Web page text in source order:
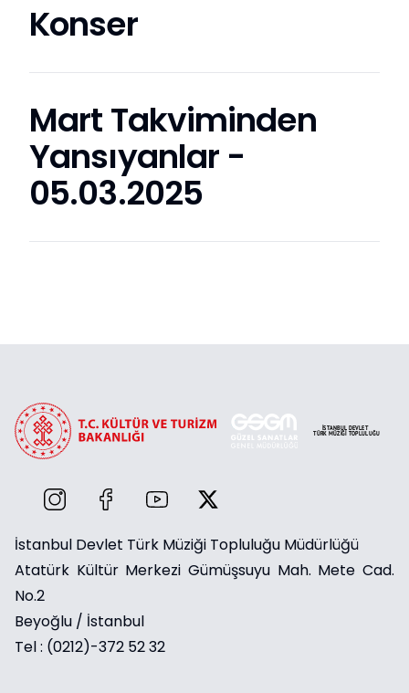
Konser
Mart Takviminden
Yansıyanlar -
05.03.2025
İstanbul Devlet Türk Müziği Topluluğu Müdürlüğü
Atatürk Kültür Merkezi Gümüşsuyu Mah. Mete Cad.
No.2
Beyoğlu / İstanbul
Tel : (0212)-372 52 32